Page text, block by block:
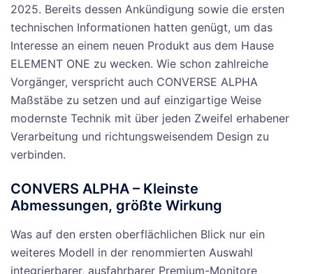
2025. Bereits dessen Ankündigung sowie die ersten
technischen Informationen hatten genügt, um das
Interesse an einem neuen Produkt aus dem Hause
ELEMENT ONE zu wecken. Wie schon zahlreiche
Vorgänger, verspricht auch CONVERSE ALPHA
Maßstäbe zu setzen und auf einzigartige Weise
modernste Technik mit über jeden Zweifel erhabener
Verarbeitung und richtungsweisendem Design zu
verbinden.
CONVERS ALPHA – Kleinste
Abmessungen, größte Wirkung
Was auf den ersten oberflächlichen Blick nur ein
weiteres Modell in der renommierten Auswahl
integrierbarer, ausfahrbarer Premium-Monitore